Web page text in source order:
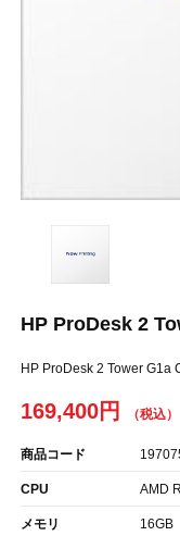
HP ProDesk 2
HP ProDesk 2 Tower G1a
169,400円
商品コード
CPU AMD
メモリ 16GB